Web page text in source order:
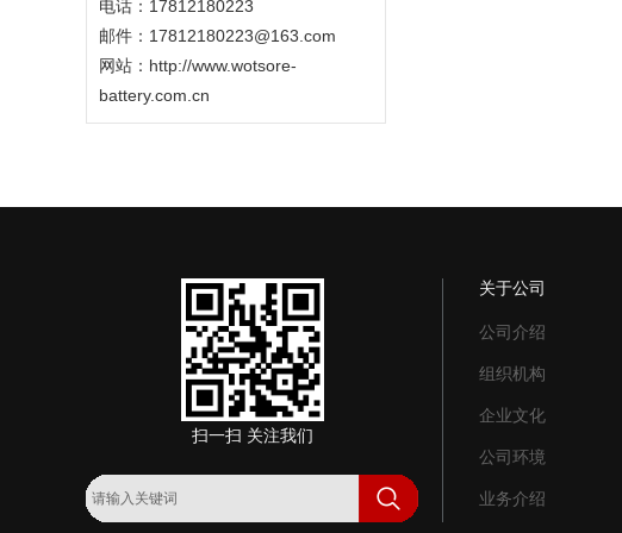
电话：17812180223
邮件：17812180223@163.com
网站： http://www.wotsore-
battery.com.cn
扫一扫 关注我们
关于公司
公司介绍
组织机构
企业文化
公司环境
业务介绍